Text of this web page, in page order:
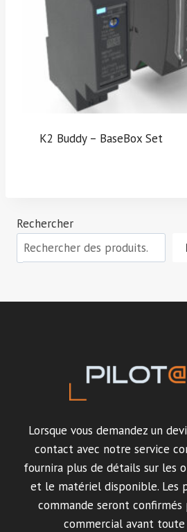
K2 Buddy – BaseBox Set
Rechercher
Lorsque vous demandez un
contact avec notre service
fournira plus de détails sur les
et le matériel disponible. Les
commande seront
commercial avant